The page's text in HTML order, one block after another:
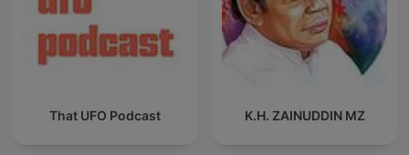
That UFO Podcast K.H. ZAINUDDIN MZ